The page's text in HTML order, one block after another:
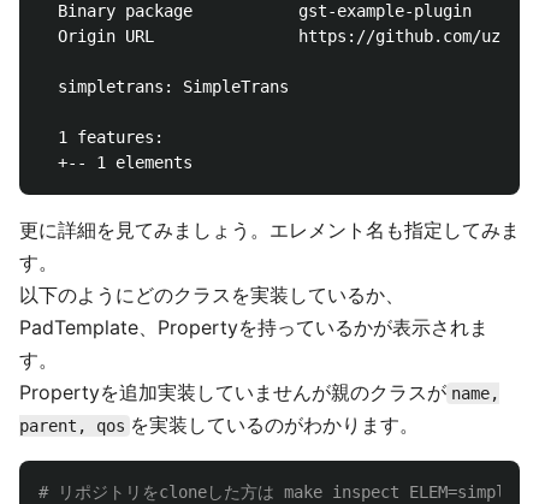
  Binary package           gst-example-plugin
Origin URL               https://github.com/
  simpletrans: SimpleTrans
  1 features:
更に詳細を見てみましょう。エレメント名も指定してみま
す。
以下のようにどのクラスを実装しているか、
PadTemplate、Propertyを持っているかが表示されま
す。
Propertyを追加実装していませんが親のクラスが name,
parent, qos を実装しているのがわかります。
# リポジトリをcloneした方は make inspect